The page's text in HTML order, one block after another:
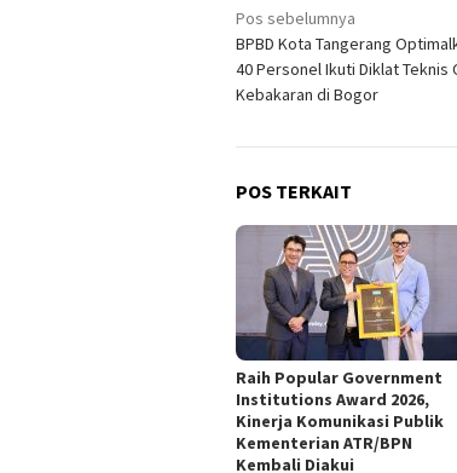
Navigasi
pos
Pos sebelumnya
BPBD Kota Tangerang
40 Personel Ikuti Diklat
Kebakaran di Bogor
POS TERKAIT
Raih Popular Government
Institutions Award 2026,
Kinerja Komunikasi Publik
Kementerian ATR/BPN
Kembali Diakui